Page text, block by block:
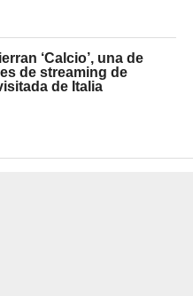
‘Calcio’, una de
de streaming de
de Italia